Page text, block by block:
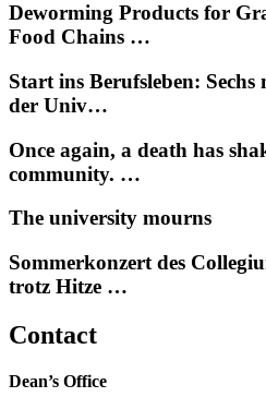
Deworming Products for
Food Chains …
Start ins Berufsleben: Sechs
der Univ…
Once again, a death has
community. …
The university mourns
Sommerkonzert des
trotz Hitze …
Contact
Dean’s Office